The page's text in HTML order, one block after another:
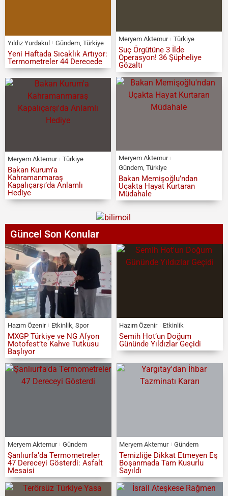
Yıldız Yurdakul Gündem Türkiye
Yeni Haftada Sıcaklık Artıyor:
Termometreler 44 Derecede
Meryem Aktemur Türkiye
Suç Örgütüne 3 İlde
Operasyon! 36 Şüpheliye
Gözaltı
Meryem Aktemur Türkiye
Bakan Kurum’a
Kahramanmaraş
Kapalıçarşı’da Anlamlı
Hediye
Meryem Aktemur
Gündem, Türkiye
Bakan Memişoğlu’ndan
Uçakta Hayat Kurtaran
Müdahale
Güncel Son Konular
Hazım Özenir Etkinlik, Spor
MXGP Türkiye ve NG Afyon
Motofest’te Kahve Tutkusu
Başlıyor
Hazım Özenir Etkinlik
Semih Hot’un Doğum
Gününde Yıldızlar Geçidi
Meryem Aktemur Gündem
Şanlıurfa’da Termometreler
47 Dereceyi Gösterdi: Asfalt
Mesaisi
Meryem Aktemur Gündem
Temizliğe Dikkat Etmeyen Eş
Boşanmada Tam Kusurlu
Sayıldı